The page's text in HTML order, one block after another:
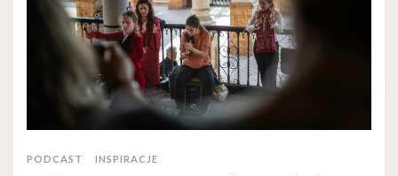
PODCAST INSPIRACJE